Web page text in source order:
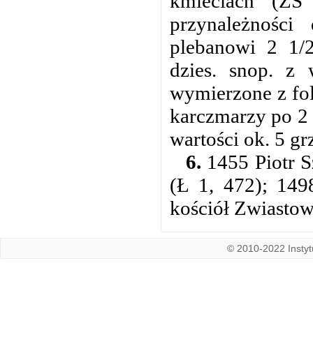
plebanowi 2 1/
dzies. snop. z
wymierzone z
karczmarzy po 2
wartości ok. 5
6. 1455 Piotr
(Ł 1, 472);
kościół
© 2010-2022